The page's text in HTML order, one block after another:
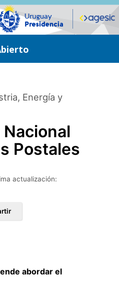
Energía y
Postales
actualización:
abordar el